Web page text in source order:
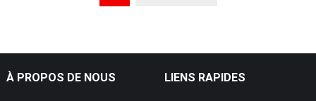
À PROPOS DE NOUS LIENS RAPIDES